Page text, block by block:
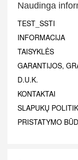
Naudinga
TEST_SSTI
INFORMACIJA
TAISYKLĖS
GARANTIJOS,
D.U.K.
KONTAKTAI
SLAPUKŲ
PRISTATYMO